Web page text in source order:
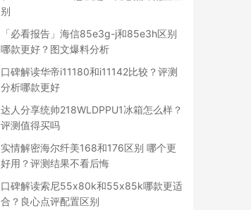
别
「必看报告」海信85e3g-j和85e3h区别
哪款更好？图文爆料分析
口碑解读华帝i11180和i11142比较？评测
分析哪款更好
达人分享统帅218WLDPPU1冰箱怎么样？
评测值得买吗
实情解密海尔纤美168和176区别 哪个更
好用？评测结果不看后悔
口碑解读索尼55x80k和55x85k哪款更适
合？良心点评配置区别